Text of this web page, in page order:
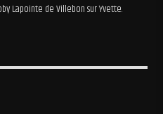
Lapointe de Villebon sur Yvette.